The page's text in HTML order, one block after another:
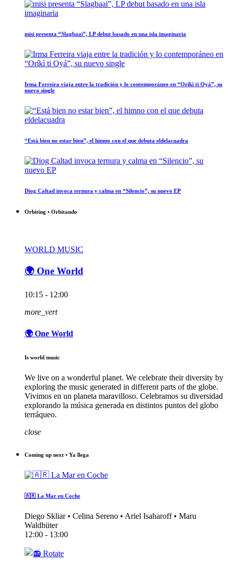
misi presenta “Slagbaai”, LP debut basado en una isla imaginaria
Irma Ferreira viaja entre la tradición y lo contemporáneo en “Oríkì ti Oyá”, su
nuevo single
“Está bien no estar bien”, el himno con el que debuta eldelacuadra
Diog Caltad invoca ternura y calma en “Silencio”, su nuevo EP
Orbiting • Orbitando
WORLD MUSIC
🌍 One World
10:15 - 12:00
more_vert
🌍 One World
Is world music
We live on a wonderful planet. We celebrate their diversity by
exploring the music generated in different parts of the globe.
Vivimos en un planeta maravilloso. Celebramos su diversidad
explorando la música generada en distintos puntos del globo
terráqueo.
close
Coming up next • Ya llega
🇦🇷 La Mar en Coche
Diego Skliar • Celina Sereno • Ariel Isaharoff • Maru
Waldhüter
12:00 - 13:00